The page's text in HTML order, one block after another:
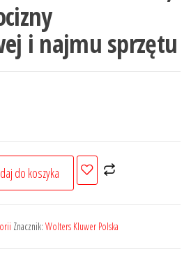
i najmu sprzętu
do koszyka
Znacznik: Wolters Kluwer Polska